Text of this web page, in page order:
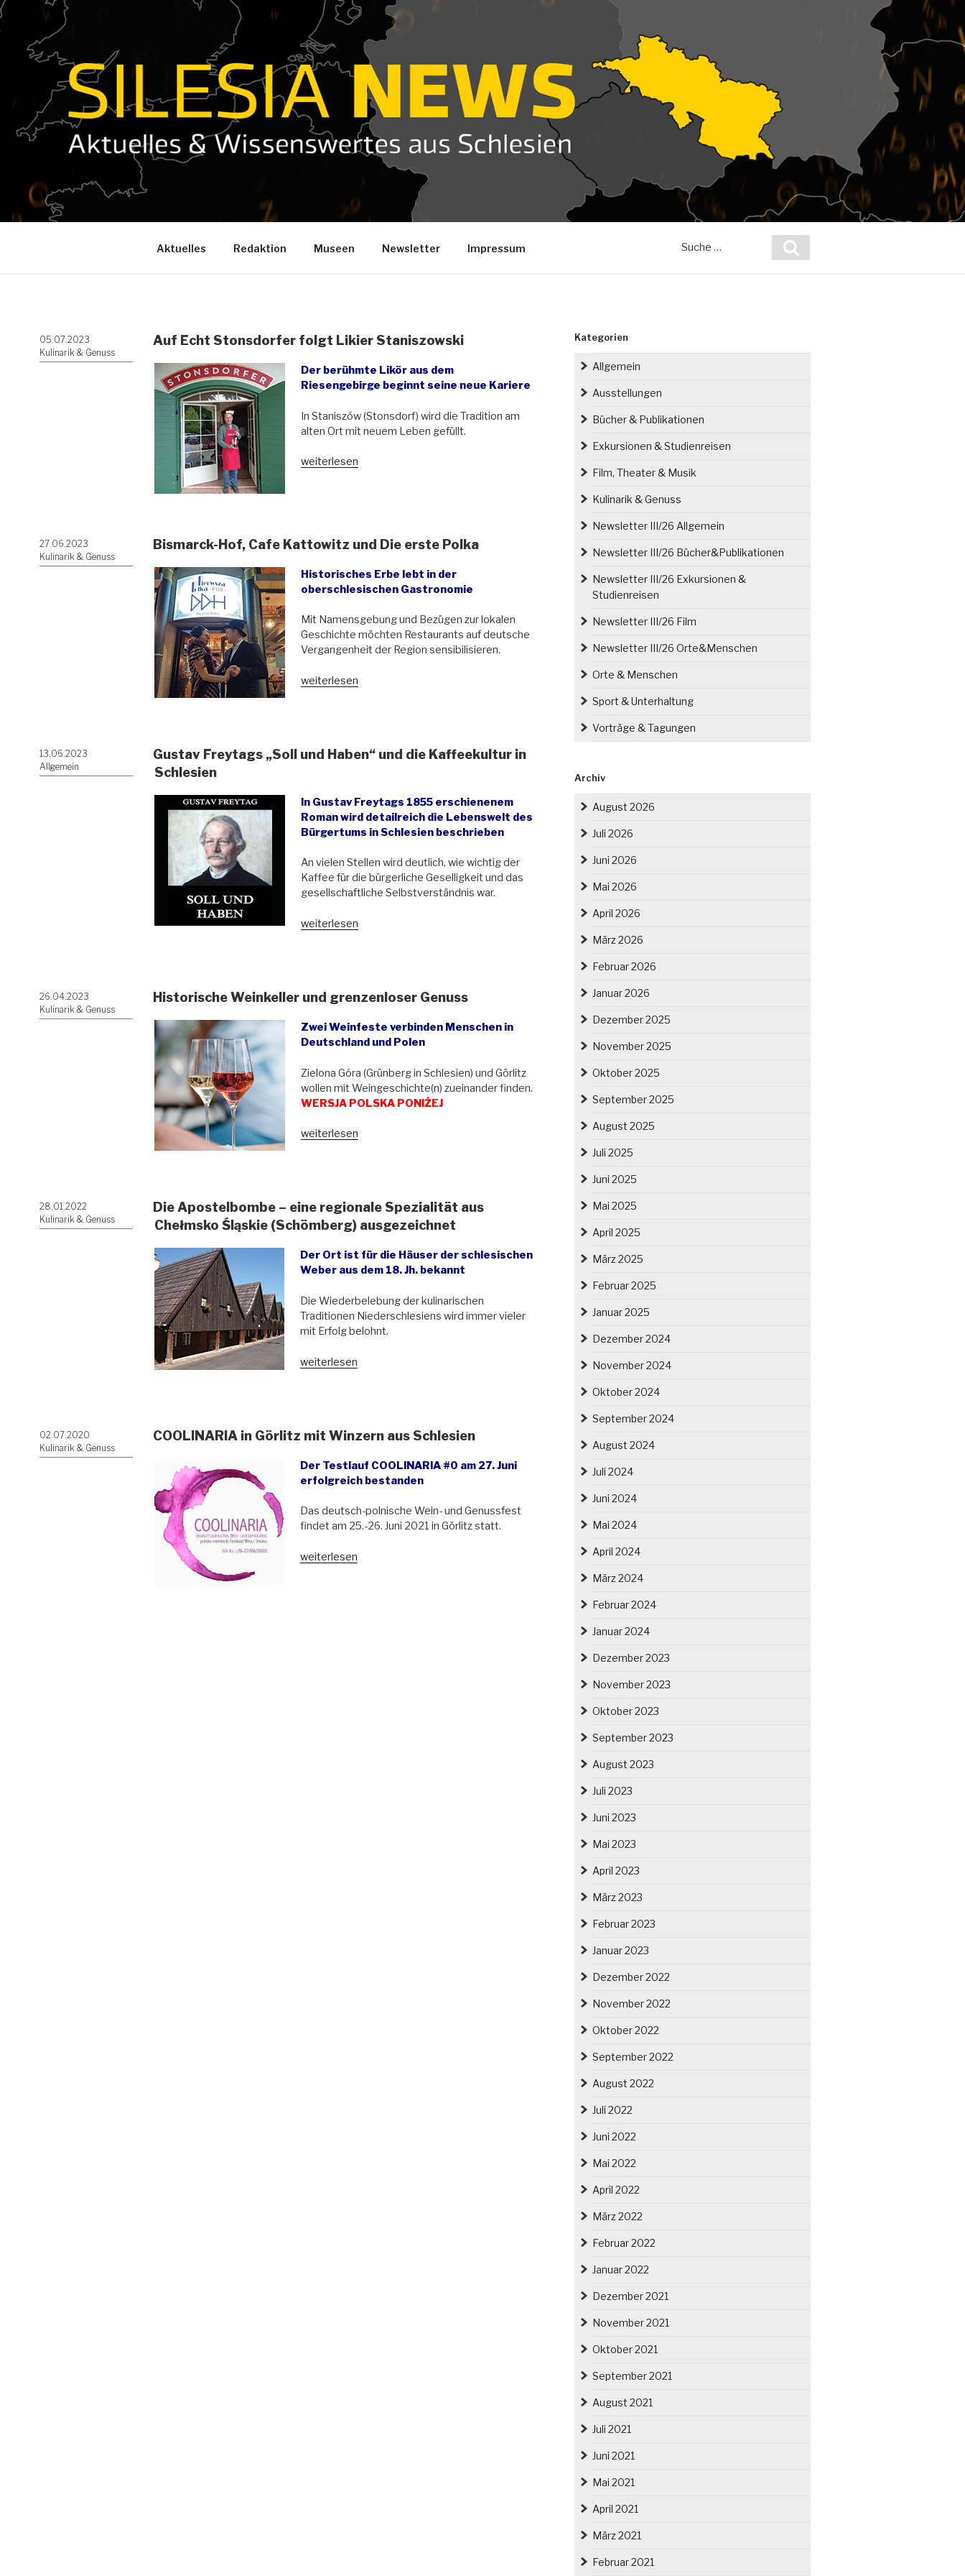
Zum
Inhalt
springen
Aktuelles Redaktion Museen Newsletter Impressum
nach:
Veröffentlicht
am
05.07.2023
Kulinarik & Genuss
Auf Echt Stonsdorfer folgt Likier Staniszowski
Der berühmte Likör aus dem
Riesengebirge beginnt seine neue Kariere
In Staniszów (Stonsdorf) wird die Tradition am
alten Ort mit neuem Leben gefüllt.
„Auf
Staniszowski“
weiterlesen
Veröffentlicht
am
27.06.2023
Kulinarik & Genuss
Bismarck-Hof, Cafe Kattowitz und Die erste Polka
Historisches Erbe lebt in der
oberschlesischen Gastronomie
Mit Namensgebung und Bezügen zur lokalen
Geschichte möchten Restaurants auf deutsche
Vergangenheit der Region sensibilisieren.
„Bismarck-
Die
weiterlesen
Veröffentlicht
am
13.06.2023
Allgemein
Gustav Freytags „Soll und Haben“ und die Kaffeekultur in
Schlesien
In Gustav Freytags 1855 erschienenem
Roman wird detailreich die Lebenswelt des
Bürgertums in Schlesien beschrieben
An vielen Stellen wird deutlich, wie wichtig der
Kaffee für die bürgerliche Geselligkeit und das
gesellschaftliche Selbstverständnis war.
„Gustav
und
Kaffeekultur
in
weiterlesen
Veröffentlicht
am
26.04.2023
Kulinarik & Genuss
Historische Weinkeller und grenzenloser Genuss
Zwei Weinfeste verbinden Menschen in
Deutschland und Polen
Zielona Góra (Grünberg in Schlesien) und Görlitz
wollen mit Weingeschichte(n) zueinander finden.
WERSJA POLSKA PONIŻEJ
„Historische
weiterlesen
Veröffentlicht
am
28.01.2022
Kulinarik & Genuss
Die Apostelbombe – eine regionale Spezialität aus
Chełmsko Śląskie (Schömberg) ausgezeichnet
Der Ort ist für die Häuser der schlesischen
Weber aus dem 18. Jh. bekannt
Die Wiederbelebung der kulinarischen
Traditionen Niederschlesiens wird immer vieler
mit Erfolg belohnt.
„Die
Spezialität
Chełmsko
Śląskie
ausgezeichnet“
weiterlesen
Veröffentlicht
am
02.07.2020
Kulinarik & Genuss
COOLINARIA in Görlitz mit Winzern aus Schlesien
Der Testlauf COOLINARIA #0 am 27. Juni
erfolgreich bestanden
Das deutsch-polnische Wein- und Genussfest
findet am 25.-26. Juni 2021 in Görlitz statt.
„COOLINARIA
weiterlesen
Kategorien
Allgemein
Ausstellungen
Bücher & Publikationen
Exkursionen & Studienreisen
Film, Theater & Musik
Kulinarik & Genuss
Newsletter III/26 Allgemein
Newsletter III/26 Bücher&Publikationen
Newsletter III/26 Exkursionen &
Studienreisen
Newsletter III/26 Film
Newsletter III/26 Orte&Menschen
Orte & Menschen
Sport & Unterhaltung
Vorträge & Tagungen
Archiv
August 2026
Juli 2026
Juni 2026
Mai 2026
April 2026
März 2026
Februar 2026
Januar 2026
Dezember 2025
November 2025
Oktober 2025
September 2025
August 2025
Juli 2025
Juni 2025
Mai 2025
April 2025
März 2025
Februar 2025
Januar 2025
Dezember 2024
November 2024
Oktober 2024
September 2024
August 2024
Juli 2024
Juni 2024
Mai 2024
April 2024
März 2024
Februar 2024
Januar 2024
Dezember 2023
November 2023
Oktober 2023
September 2023
August 2023
Juli 2023
Juni 2023
Mai 2023
April 2023
März 2023
Februar 2023
Januar 2023
Dezember 2022
November 2022
Oktober 2022
September 2022
August 2022
Juli 2022
Juni 2022
Mai 2022
April 2022
März 2022
Februar 2022
Januar 2022
Dezember 2021
November 2021
Oktober 2021
September 2021
August 2021
Juli 2021
Juni 2021
Mai 2021
April 2021
März 2021
Februar 2021